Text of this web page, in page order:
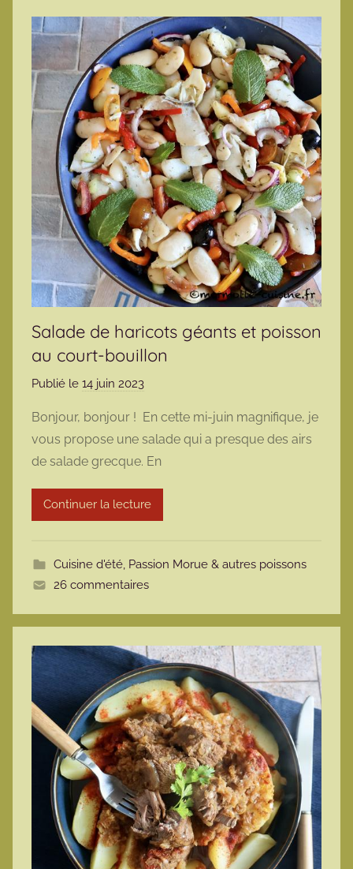
Salade de haricots géants et poisson
au court-bouillon
Publié le 14 juin 2023
r
m
a
r
m
t
e
Bonjour, bonjour ! En cette mi-juin magnifique, je
vous propose une salade qui a presque des airs
de salade grecque. En
Continuer la lecture
Cuisine d'été, Passion Morue & autres poissons
26 commentaires